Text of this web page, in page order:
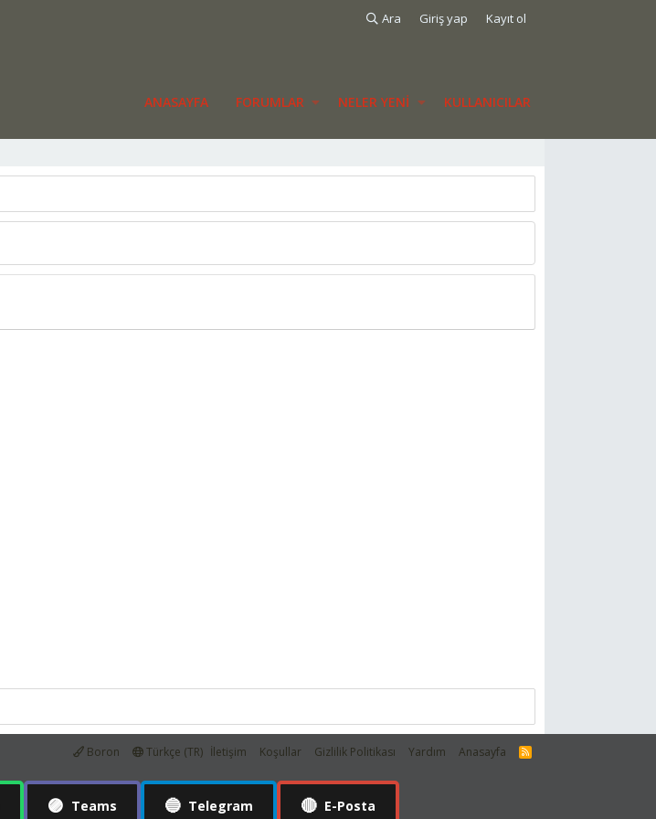
Giriş yap Kayıt ol
Ara
ANASAYFA FORUMLAR NELER YENI KULLANICILAR
Boron Türkçe (TR) İletişim Koşullar Gizlilik Politikası Yardım Anasayfa
R
S
🟣 Teams 🔵 Telegram 🔴 E-Posta